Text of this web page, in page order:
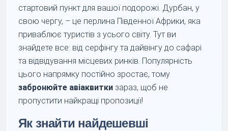
стартовий пункт для вашої подорожі. Дурбан, у
свою чергу, – це перлина Південної Африки, яка
приваблює туристів з усього світу. Тут ви
знайдете все: від серфінгу та дайвінгу до сафарі
та відвідування місцевих ринків. Популярність
цього напрямку постійно зростає, тому
забронюйте авіаквитки зараз, щоб не
пропустити найкращі пропозиції!
Як знайти найдешевші